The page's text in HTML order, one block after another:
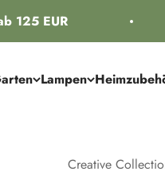
125 EUR
Lampen
Creative